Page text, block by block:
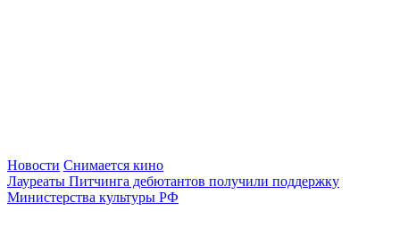
Новости Снимается кино
Лауреаты Питчинга дебютантов получили поддержку
Министерства культуры РФ